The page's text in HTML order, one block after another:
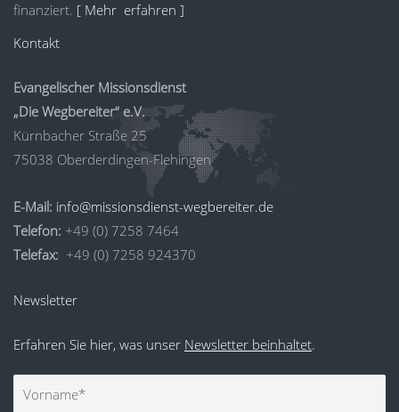
finanziert. [ Mehr erfahren ]
Kontakt
Evangelischer Missionsdienst
„Die Wegbereiter“ e.V.
Kürnbacher Straße 25
75038 Oberderdingen-Flehingen
E-Mail: info@missionsdienst-wegbereiter.de
Telefon: +49 (0) 7258 7464
Telefax: +49 (0) 7258 924370
Newsletter
Erfahren Sie hier, was unser Newsletter beinhaltet.
Vorname